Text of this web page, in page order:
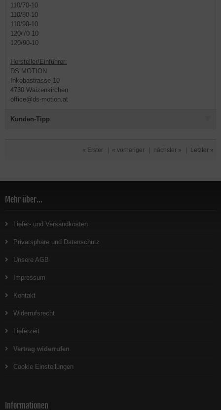
110/70-10
110/80-10
110/90-10
120/70-10
120/90-10
Hersteller/Einführer:
DS MOTION
Inkobastrasse 10
4730 Waizenkirchen
office@ds-motion.at
Kunden-Tipp
« Erster « vorheriger nächster » Letzter »
Mehr über...
Liefer- und Versandkosten
Privatsphäre und Datenschutz
Unsere AGB
Impressum
Kontakt
Widerrufsrecht
Lieferzeit
Vertrag widerrufen
Cookie Einstellungen
Informationen